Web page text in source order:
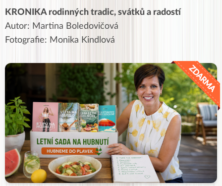
KRONIKA rodinných tradic, svátků a radostí
Autor: Martina Boledovičová
Fotografie: Monika Kindlová